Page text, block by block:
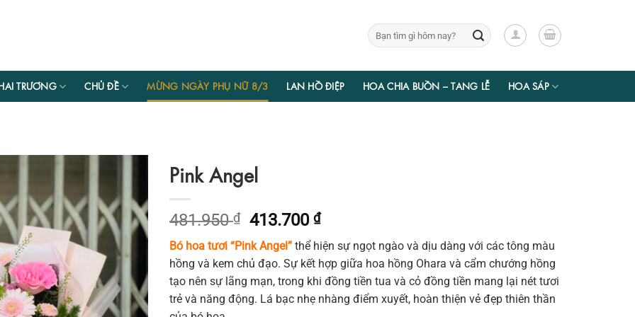
Tìm
kiếm:
TRƯƠNG CHỦ ĐỀ MỪNG NGÀY PHỤ NỮ 8/3 LAN HỒ ĐIỆP HOA CHIA BUỒN – TANG LỄ HOA SÁP
Pink Angel
481.950₫
Giá
gốc
là:
481.950 ₫.
413.700₫Giá
hiện
tại
là:
413.700 ₫.
Bó hoa tươi “Pink Angel” thể hiện sự ngọt ngào và dịu dàng với các tông màu
hồng và kem chủ đạo. Sự kết hợp giữa hoa hồng Ohara và cẩm chướng hồng
tạo nên sự lãng mạn, trong khi đồng tiền tua và cỏ đồng tiền mang lại nét tươi
trẻ và năng động. Lá bạc nhẹ nhàng điểm xuyết, hoàn thiện vẻ đẹp thiên thần